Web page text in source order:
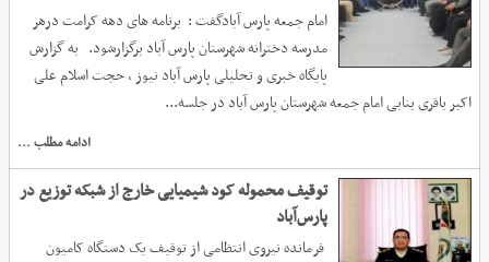
امام جمعه پارس آبادگفت : برنامه های دهه کرامت درهر
مدرسه دخترانه شهرستان پارس آباد برگزارشود. به گزارش
پایگاه خبری و تحلیلی پارس آباد نیوز ، حجت اسلام علی
اکبر باقری بنابی امام جمعه شهرستان پارس آباد در جلسه...
ادامه مطلب ...
توقیف محموله کود شیمیایی خارج از شبکه توزیع در
پارس‌آباد
فرمانده نیروی انتظامی از توقیف یک دستگاه کامیون